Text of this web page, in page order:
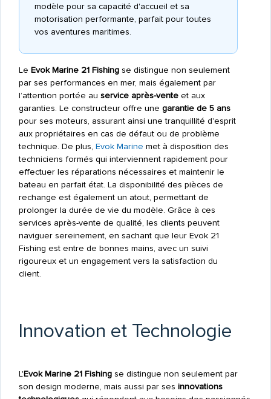
modèle pour sa capacité d'accueil et sa
motorisation performante, parfait pour toutes
vos aventures maritimes.
Le Evok Marine 21 Fishingse distingue non seulement
par ses performances en mer, mais également par
l’attention portée au service après-venteet aux
garanties. Le constructeur offre une garantie de 5 ans
pour ses moteurs, assurant ainsi une tranquillité d'esprit
aux propriétaires en cas de défaut ou de problème
technique. De plus, Evok Marine met à disposition des
techniciens formés qui interviennent rapidement pour
effectuer les réparations nécessaires et maintenir le
bateau en parfait état. La disponibilité des pièces de
rechange est également un atout, permettant de
prolonger la durée de vie du modèle. Grâce à ces
services après-vente de qualité, les clients peuvent
naviguer sereinement, en sachant que leur Evok 21
Fishing est entre de bonnes mains, avec un suivi
rigoureux et un engagement vers la satisfaction du
client.
Innovation et Technologie
L'Evok Marine 21 Fishingse distingue non seulement par
son design moderne, mais aussi par ses innovations